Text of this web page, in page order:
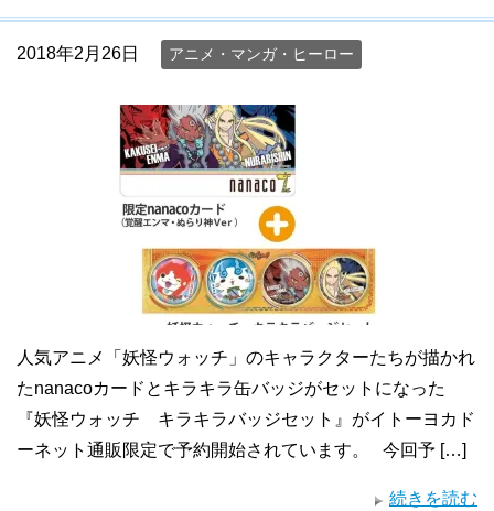
2018年2月26日 アニメ・マンガ・ヒーロー
人気アニメ「妖怪ウォッチ」のキャラクターたちが描かれ
たnanacoカードとキラキラ缶バッジがセットになった
『妖怪ウォッチ キラキラバッジセット』がイトーヨカド
ーネット通販限定で予約開始されています。 今回予 […]
続きを読む